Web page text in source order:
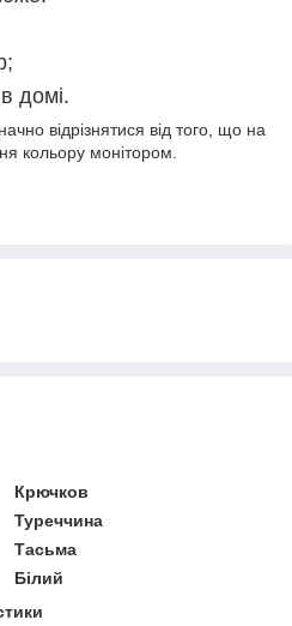
домі.
відрізнятися від того, що на
кольору монітором.
Крючков
Туреччина
Тасьма
Білий